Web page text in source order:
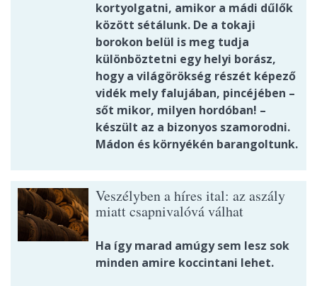
kortyolgatni, amikor a mádi dűlők
között sétálunk. De a tokaji
borokon belül is meg tudja
különböztetni egy helyi borász,
hogy a világörökség részét képező
vidék mely falujában, pincéjében –
sőt mikor, milyen hordóban! –
készült az a bizonyos szamorodni.
Mádon és környékén barangoltunk.
Veszélyben a híres ital: az aszály
miatt csapnivalóvá válhat
Ha így marad amúgy sem lesz sok
minden amire koccintani lehet.